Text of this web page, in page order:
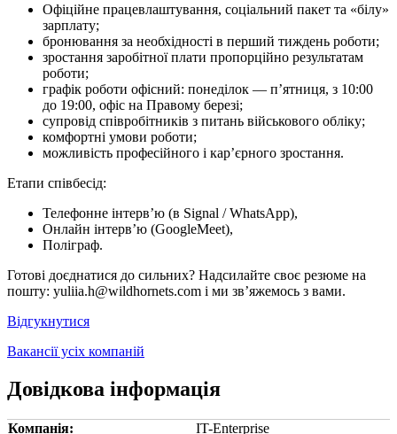
Офіційне працевлаштування, соціальний пакет та «білу»
зарплату;
бронювання за необхідності в перший тиждень роботи;
зростання заробітної плати пропорційно результатам
роботи;
графік роботи офісний: понеділок — п’ятниця, з 10:00
до 19:00, офіс на Правому березі;
супровід співробітників з питань військового обліку;
комфортні умови роботи;
можливість професійного і кар’єрного зростання.
Етапи співбесід:
Телефонне інтерв’ю (в Signal / WhatsApp),
Онлайн інтерв’ю (GoogleMeet),
Поліграф.
Готові доєднатися до сильних? Надсилайте своє резюме на
пошту: yuliia.h@wildhornets.com і ми звʼяжемось з вами.
Відгукнутися
Вакансії усіх компаній
Довідкова інформація
Компанія: IT-Enterprise